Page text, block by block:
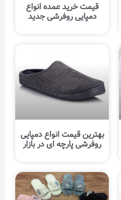
قیمت خرید عمده انواع
دمپایی روفرشی جدید
بهترین قیمت انواع دمپایی
روفرشی پارچه ای در بازار